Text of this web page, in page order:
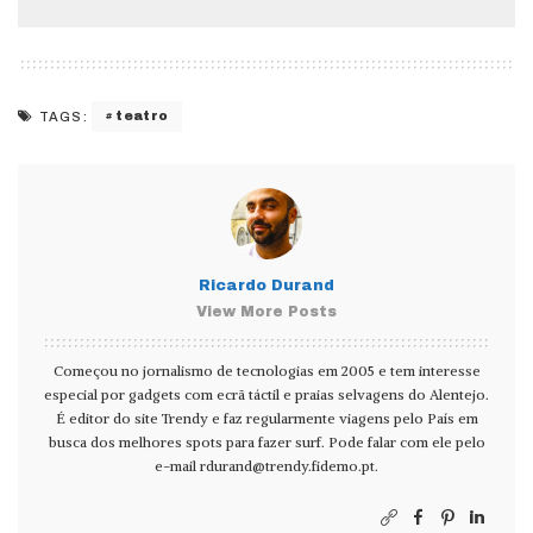
TAGS: teatro
Ricardo Durand
View More Posts
Começou no jornalismo de tecnologias em 2005 e tem interesse
especial por gadgets com ecrã táctil e praias selvagens do Alentejo.
É editor do site Trendy e faz regularmente viagens pelo País em
busca dos melhores spots para fazer surf. Pode falar com ele pelo
e-mail rdurand@trendy.fidemo.pt.